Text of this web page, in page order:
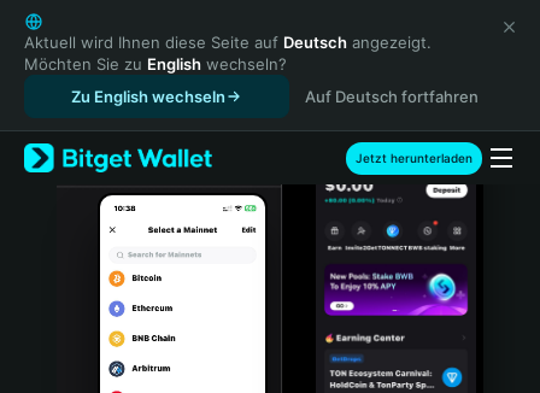
English
日本語
Tiếng Việt
Русский
Español (Latinoamérica)
Türkçe
Italiano
Português (Portugal)
Bahasa Indonesia
Aktuell wird Ihnen diese Seite auf Deutsch angezeigt.
Möchten Sie zu English wechseln?
Zu English wechseln
Auf Deutsch fortfahren
Jetzt herunterladen